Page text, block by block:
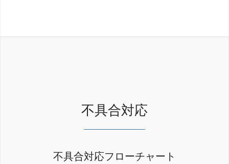
不具合対応
不具合対応フローチャート